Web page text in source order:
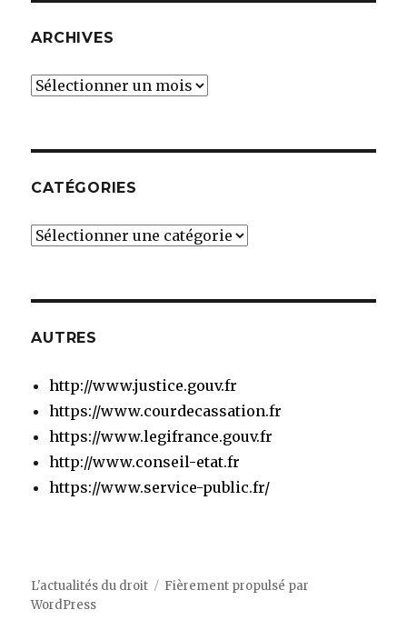
ARCHIVES
Archives
CATÉGORIES
Catégories
AUTRES
http://www.justice.gouv.fr
https://www.courdecassation.fr
https://www.legifrance.gouv.fr
http://www.conseil-etat.fr
https://www.service-public.fr/
L'actualités du droit
Fièrement propulsé par
WordPress